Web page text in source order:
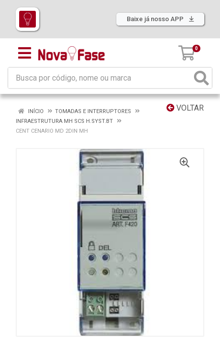
Baixe já nosso APP
0
VOLTAR
INÍCIO
TOMADAS E INTERRUPTORES
INFRAESTRUTURA MH SCS H.SYST.BT
CENT CENARIO MD 2DIN MH